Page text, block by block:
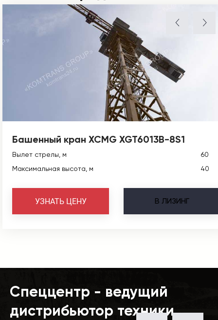
Башенный кран XCMG XGT6013B-8S1
Вылет стрелы, м
60
Максимальная высота, м
40
В ЛИЗИНГ
УЗНАТЬ ЦЕНУ
Спеццентр - ведущий
дистрибьютор техники